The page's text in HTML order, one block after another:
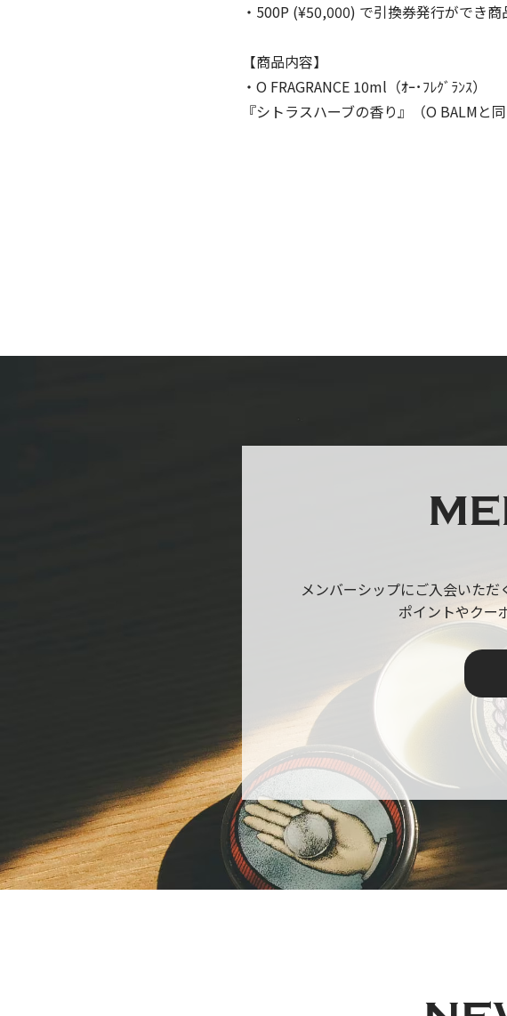
・500P (¥50,000) で引換券発行ができ商
【商品内容】
・O FRAGRANCE 10ml（ｵｰ･ﾌﾚｸﾞﾗﾝｽ）
『シトラスハーブの香り』（O BALMと
メンバーシップにご入会いただ
ポイントやクー